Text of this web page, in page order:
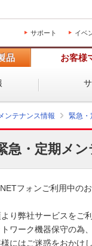
サポート イベ
品 お客様
ンテナンス情報 緊急・
急・定期メ
フォンご利用中の
より弊社サービスをご
トワーク機器保守の為
様にはご迷惑をおかけ